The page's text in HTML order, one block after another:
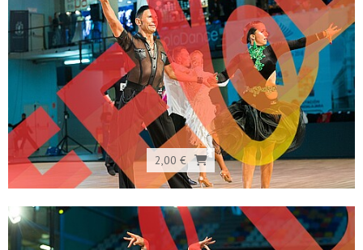
2,00 €